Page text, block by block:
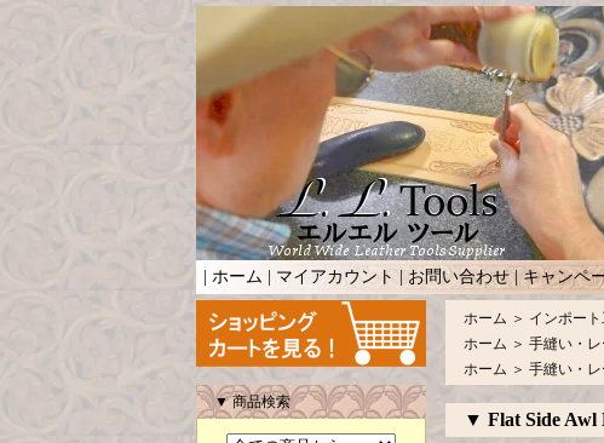
ホーム マイアカウント | お問い合わせ | キャンペ
▼ 商品検索
ホーム ＞ インポー
ホーム ＞ 手縫い・
ホーム ＞ 手縫い・
▼ Flat Side Awl